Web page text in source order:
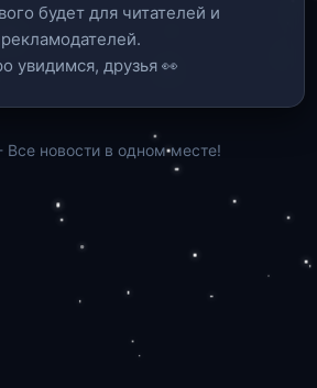
будет для читателей и
рекламодателей.
увидимся, друзья 👀
Все новости в одном месте!